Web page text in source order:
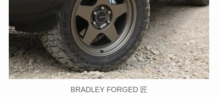
BRADLEY FORGED 匠